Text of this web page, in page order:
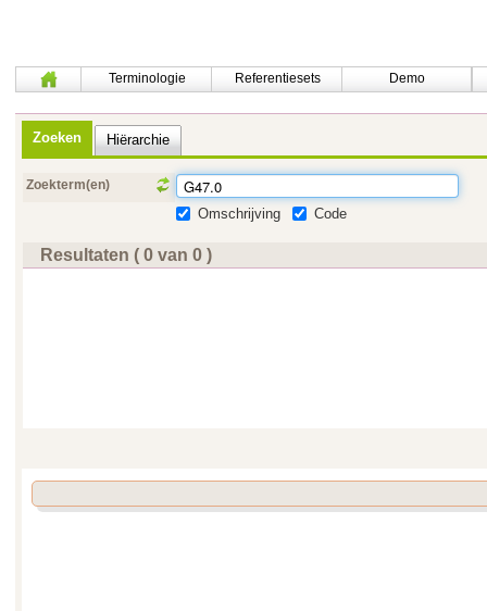
Terminologie Referentiesets Demo
Zoeken Hiërarchie
Zoekterm(en)
Omschrijving Code
Resultaten ( 0 van 0 )